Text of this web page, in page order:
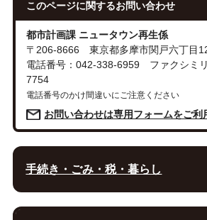
このページに関するお問い合わせ
都市計画課 ニュータウン再生係
〒206-8666 東京都多摩市関戸六丁目
電話番号：042-338-6959 ファクシミ
7754
電話番号のかけ間違いにご注意ください
お問い合わせは専用フォームをご利
手続き・ごみ・税・暮らし